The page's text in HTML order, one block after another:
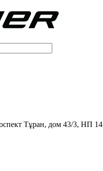
Тұран, дом 43/3, НП 14